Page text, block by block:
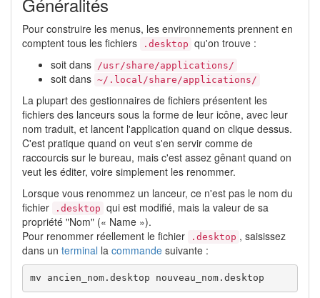
Pour construire les menus, les environnements prennent en
comptent tous les fichiers
.desktop qu'on trouve :
soit dans
/usr/share/applications/
soit dans ~/.local/share/applications/
La plupart des gestionnaires de fichiers présentent les
fichiers des lanceurs sous la forme de leur icône, avec leur
nom traduit, et lancent l'application quand on clique dessus.
C'est pratique quand on veut s'en servir comme de
raccourcis sur le bureau, mais c'est assez gênant quand on
veut les éditer, voire simplement les renommer.
Lorsque vous renommez un lanceur, ce n'est pas le nom du
fichier
.desktop qui est modifié, mais la valeur de sa
propriété "Nom" (« Name »).
Pour renommer réellement le fichier
.desktop , saisissez
dans un terminal la commande suivante :
mv ancien_nom.desktop nouveau_nom.desktop